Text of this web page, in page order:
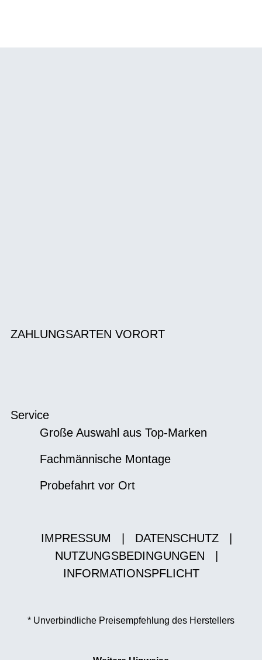
ZAHLUNGSARTEN VORORT
Service
Große Auswahl aus Top-Marken
Fachmännische Montage
Probefahrt vor Ort
IMPRESSUM DATENSCHUTZ
NUTZUNGSBEDINGUNGEN
INFORMATIONSPFLICHT
* Unverbindliche Preisempfehlung des Herstellers